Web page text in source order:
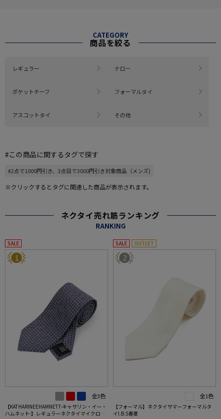
CATEGORY
商品を絞る
レギュラー ナロー
ポケットチーフ フォーマルタイ
アスコットタイ その他
#この商品に関するタグで探す
#2点で1000円引き、3点目で3000円引き対象商品（メンズ)
※クリックするとタグに関連した商品が表示されます。
ネクタイ売れ筋ランキング
RANKING
SALE
1
全3色
【KATHARINEEHAMNETT-キャサリン・イー・
ハムネット-】レギュラーネクタイマイクロパ
SALE OUTLET
2
全1色
【フォーマル】ネクタイサマーフォーマルタ
イI.B.S春夏